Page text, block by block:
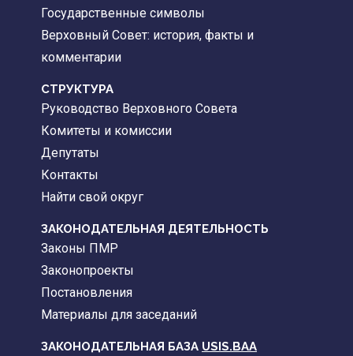
Государственные символы
Верховный Совет: история, факты и
комментарии
CТРУКТУРА
Руководство Верховного Совета
Комитеты и комиссии
Депутаты
Контакты
Найти свой округ
ЗАКОНОДАТЕЛЬНАЯ ДЕЯТЕЛЬНОСТЬ
Законы ПМР
Законопроекты
Постановления
Материалы для заседаний
ЗАКОНОДАТЕЛЬНАЯ БАЗА USIS.BAA